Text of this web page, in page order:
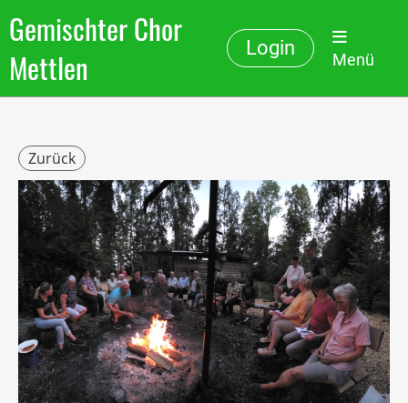
Gemischter Chor
Mettlen
Login
Menü
Zurück